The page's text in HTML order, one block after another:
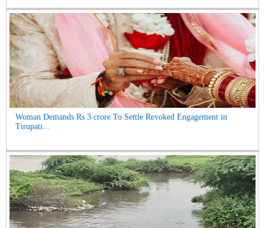
Woman Demands Rs 3 crore To Settle Revoked Engagement in
Tirupati...